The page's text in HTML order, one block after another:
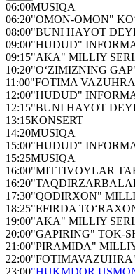
06:00MUSIQA
06:20"OMON-OMON"
08:00"BUNI HAYOT
09:00"HUDUD"
09:15"AKA" MILLIY
10:20"O‘ZIMIZNING
11:00"FOTIMA
12:00"HUDUD"
12:15"BUNI HAYOT
13:15KONSERT
14:20MUSIQA
15:00"HUDUD"
15:25MUSIQA
16:00"MITTIVOYLAR
16:20
17:30"QODIRXON"
18:25"EFIRDA
19:00"AKA" MILLIY
20:00"GAPIRING" TOK-
21:00"PIRAMIDA"
22:00